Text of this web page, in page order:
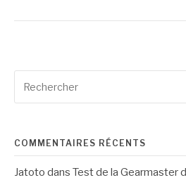
pour
COMMENTAIRES RÉCENTS
Jatoto dans Test de la Gearmaster